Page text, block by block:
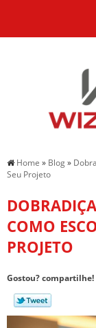
Home » Blog»
Seu Projeto
COMO
PROJETO
Gostou? compartilhe!